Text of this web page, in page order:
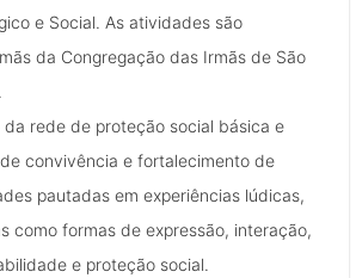
e Social. As atividades são
da Congregação das Irmãs de São
rede de proteção social básica e
convivência e fortalecimento de
pautadas em experiências lúdicas,
como formas de expressão, interação,
e proteção social.